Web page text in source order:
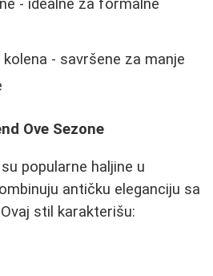
- idealne za formalne
- savršene za manje
Ove Sezone
popularne haljine u
antičku eleganciju sa
stil karakterišu: